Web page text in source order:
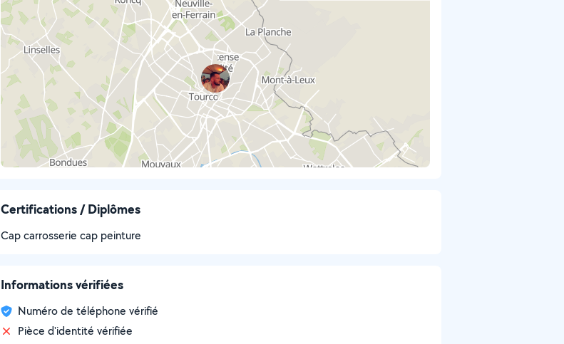
Certifications / Diplômes
Cap carrosserie cap peinture
Informations vérifiées
Numéro de téléphone vérifié
Pièce d'identité vérifiée